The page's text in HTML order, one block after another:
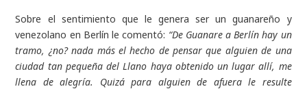
Sobre el sentimiento que le genera ser un guanareño y
venezolano en Berlín le comentó: “De Guanare a Berlín hay un
tramo, ¿no? nada más el hecho de pensar que alguien de una
ciudad tan pequeña del Llano haya obtenido un lugar allí, me
llena de alegría. Quizá para alguien de afuera le resulte